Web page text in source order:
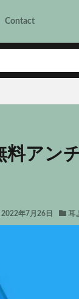
Contact
料アン
2022年7月26日 耳